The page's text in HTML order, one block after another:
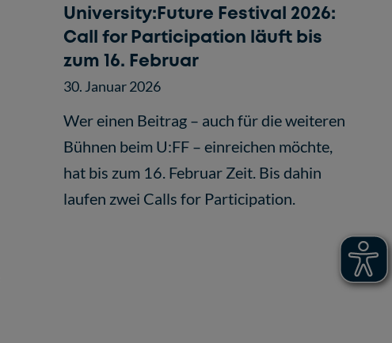
University:Future Festival 2026:
Call for Participation läuft bis
zum 16. Februar
30. Januar 2026
Wer einen Beitrag – auch für die weiteren
Bühnen beim U:FF – einreichen möchte,
hat bis zum 16. Februar Zeit. Bis dahin
laufen zwei Calls for Participation.